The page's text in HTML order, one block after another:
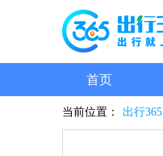
首页
当前位置： 出行365